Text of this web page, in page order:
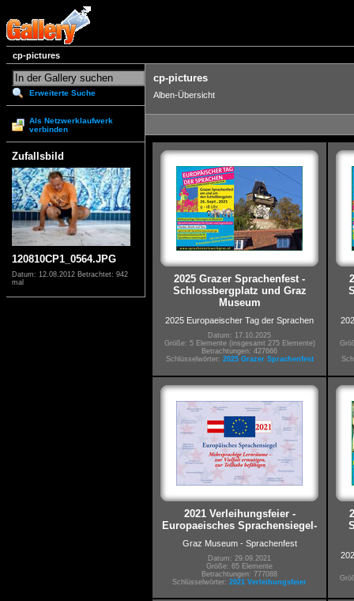
cp-pictures
Erweiterte Suche
Als Netzwerklaufwerk
verbinden
Zufallsbild
120810CP1_0564.JPG
Datum: 12.08.2012 Betrachtet: 942
mal
cp-pictures
Alben-Übersicht
2025 Grazer Sprachenfest -
Schlossbergplatz und Graz
Museum
2025 Europaeischer Tag der Sprachen
Datum: 17.10.2025
Größe: 5 Elemente (insgesamt 275 Elemente)
Betrachtungen: 427666
Schlüsselwörter: 2025 Grazer Sprachenfest
2021 Verleihungsfeier -
Europaeisches Sprachensiegel-
Graz Museum - Sprachenfest
Datum: 29.09.2021
Größe: 65 Elemente
Betrachtungen: 777088
Schlüsselwörter: 2021 Verleihungsfeier